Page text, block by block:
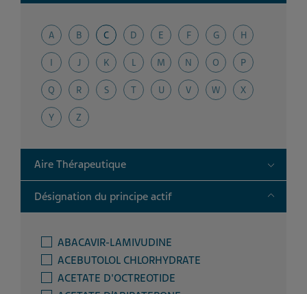
A B C D E F G H
I J K L M N O P
Q R S T U V W X
Y Z
Aire Thérapeutique Toggle
Désignation du principe actif Toggle
ABACAVIR-LAMIVUDINE
ACEBUTOLOL CHLORHYDRATE
ACETATE D'OCTREOTIDE